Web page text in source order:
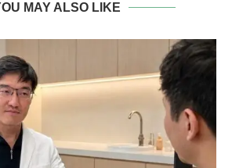
MAY ALSO LIKE